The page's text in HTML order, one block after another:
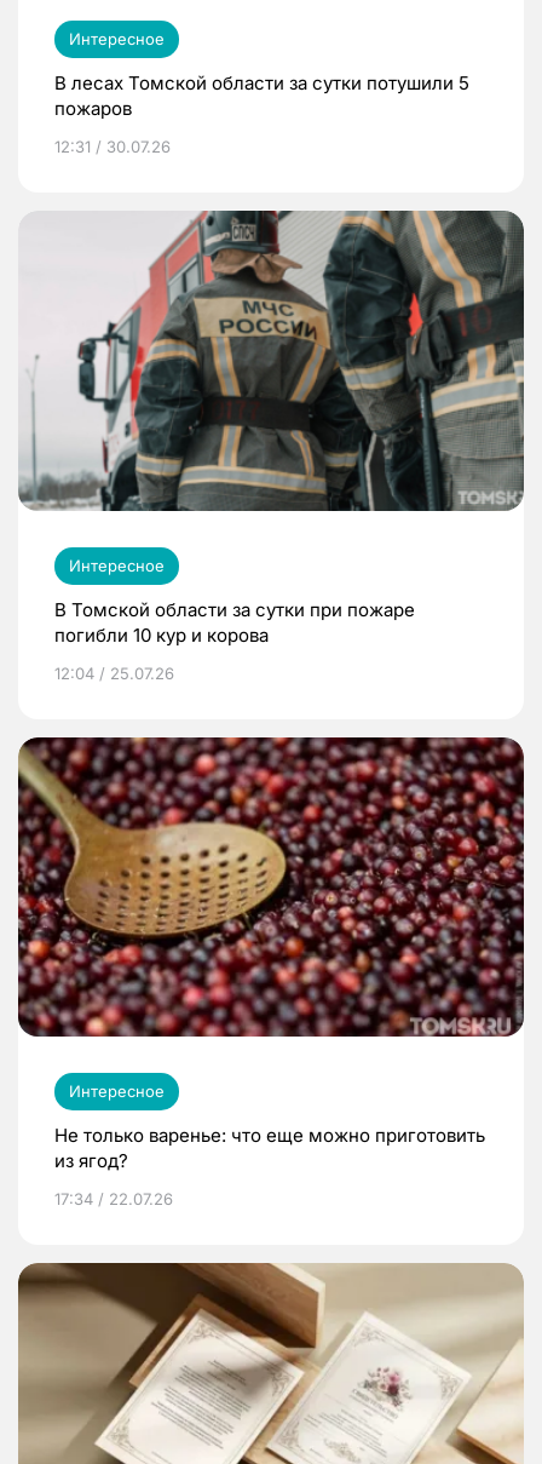
Интересное
В лесах Томской области за сутки потушили 5
пожаров
12:31 / 30.07.26
Интересное
В Томской области за сутки при пожаре
погибли 10 кур и корова
12:04 / 25.07.26
Интересное
Не только варенье: что еще можно приготовить
из ягод?
17:34 / 22.07.26